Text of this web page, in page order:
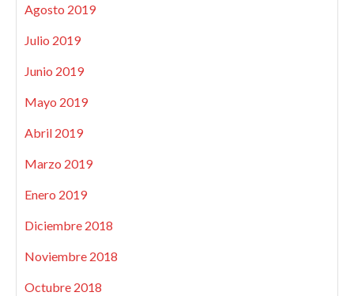
Agosto 2019
Julio 2019
Junio 2019
Mayo 2019
Abril 2019
Marzo 2019
Enero 2019
Diciembre 2018
Noviembre 2018
Octubre 2018